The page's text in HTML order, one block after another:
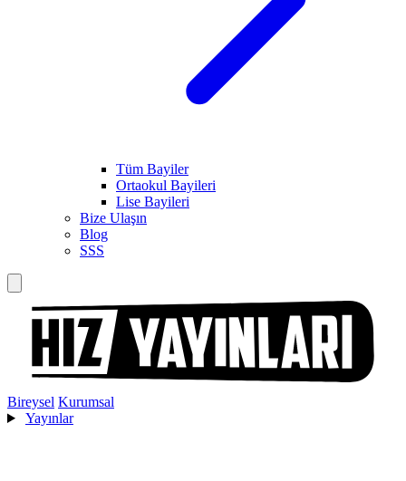
Tüm Bayiler
Ortaokul Bayileri
Lise Bayileri
Bize Ulaşın
Blog
SSS
Bireysel Kurumsal
Yayınlar